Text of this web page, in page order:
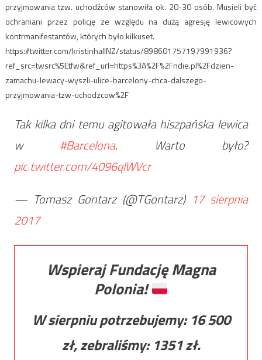
przyjmowania tzw. uchodźców stanowiła ok. 20-30 osób. Musieli być
ochraniani przez policję ze względu na dużą agresję lewicowych
kontrmanifestantów, których było kilkuset.
https://twitter.com/kristinhallNZ/status/898601757197991936?
ref_src=twsrc%5Etfw&ref_url=https%3A%2F%2Fndie.pl%2Fdzien-
zamachu-lewacy-wyszli-ulice-barcelony-chca-dalszego-
przyjmowania-tzw-uchodzcow%2F
Tak kilka dni temu agitowała hiszpańska lewica
w #Barcelona. Warto było?
pic.twitter.com/4096qlWVcr
— Tomasz Gontarz (@TGontarz) 17 sierpnia
2017
Wspieraj Fundację Magna
Polonia!
W sierpniu potrzebujemy: 16 500
zł, zebraliśmy: 1351zł.